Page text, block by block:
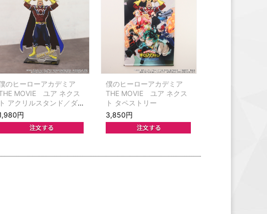
のヒーローアカデミア
MOVIE ユア ネクス
ト アクリルスタンド／ダ
クマイト
円
僕のヒーローアカデミア
THE MOVIE ユア ネクス
ト タペストリー
3,850円